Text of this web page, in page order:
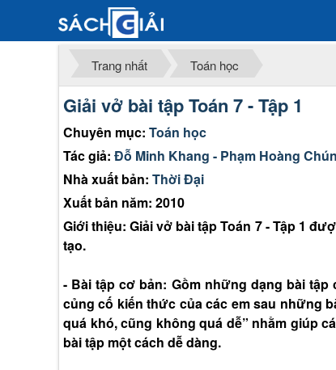
Trang nhất Toán học
Giải vở bài tập Toán 7 - Tập 1
Chuyên mục: Toán học
Tác giả: Đỗ Minh Khang - Phạm Hoàng
Nhà xuất bản: Thời Đại
Xuất bản năm: 2010
Giới thiệu: Giải vở bài tập Toán 7 - Tập 1
tạo.
- Bài tập cơ bản: Gồm những dạng bài
củng cố kiến thức của các em sau những
quá khó, cũng không quá dễ” nhằm giúp
bài tập một cách dễ dàng.